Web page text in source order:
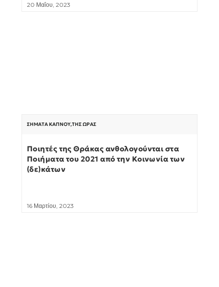
20 Μαΐου, 2023
ΣΉΜΑΤΑ ΚΑΠΝΟΎ,ΤΗΣ ΏΡΑΣ
Ποιητές της Θράκας ανθολογούνται στα
Ποιήματα του 2021 από την Κοινωνία των
(δε)κάτων
16 Μαρτίου, 2023